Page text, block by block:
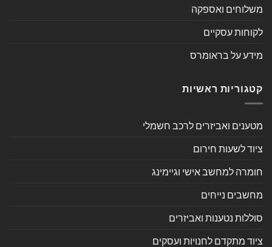
משלוחים ואספקה
לקוחות עסקיים
מידע על בראומרס
קטגוריות ראשיות
מטענים ואביזרים לרכב חשמלי
ציוד לשעות חירום
חומרה למחשב אישי וגיימינג
מחשבים נייחים
סוללות נטענות ואביזרים
ציוד מתקדם לחנויות ועסקים